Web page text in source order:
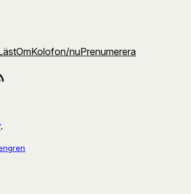
OmKolofon/nuPrenumerera
flöde
.